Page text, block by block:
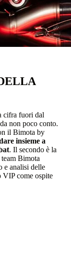
cifra fuori dal
non poco conto.
il Bimota by
insieme a
. Il secondo è la
Bimota
e analisi delle
VIP come ospite